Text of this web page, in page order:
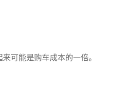
可能是购车成本的一倍。